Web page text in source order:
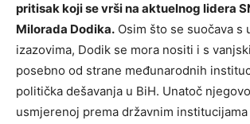
pritisak koji se vrši na aktuelnog lidera
Milorada Dodika. Osim što se suočava s
izazovima, Dodik se mora nositi i s
posebno od strane međunarodnih
politička dešavanja u BiH. Unatoč
usmjerenoj prema državnim